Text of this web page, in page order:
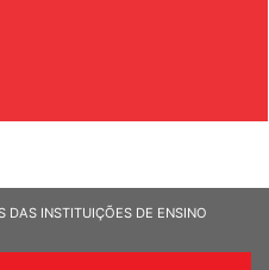
DAS INSTITUIÇÕES DE ENSINO